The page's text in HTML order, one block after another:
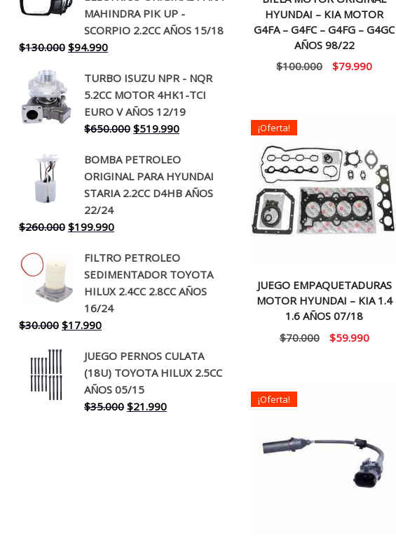
MAHINDRA PIK UP -
SCORPIO 2.2CC AÑOS 15/18
$130.000 El
original
era:
$130.000.
$94.990El
actual
es:
$94.990.
TURBO ISUZU NPR - NQR
5.2CC MOTOR 4HK1-TCI
EURO V AÑOS 12/19
$650.000 El
original
era:
$650.000.
$519.990El
actual
es:
$519.990.
BOMBA PETROLEO
ORIGINAL PARA HYUNDAI
STARIA 2.2CC D4HB AÑOS
22/24
$260.000 El
original
era:
$260.000.
$199.990El
actual
es:
$199.990.
FILTRO PETROLEO
SEDIMENTADOR TOYOTA
HILUX 2.4CC 2.8CC AÑOS
16/24
$30.000 El
original
era:
$30.000.
$17.990El
actual
es:
$17.990.
JUEGO PERNOS CULATA
(18U) TOYOTA HILUX 2.5CC
AÑOS 05/15
$35.000 El
$21.990El
HYUNDAI – KIA MOTOR
G4FA – G4FC – G4FG – G4GC
AÑOS 98/22
$100.000
El
$79.990El
¡Oferta!
JUEGO EMPAQUETADURAS
MOTOR HYUNDAI – KIA 1.4
1.6 AÑOS 07/18
$70.000
El
$59.990El
¡Oferta!